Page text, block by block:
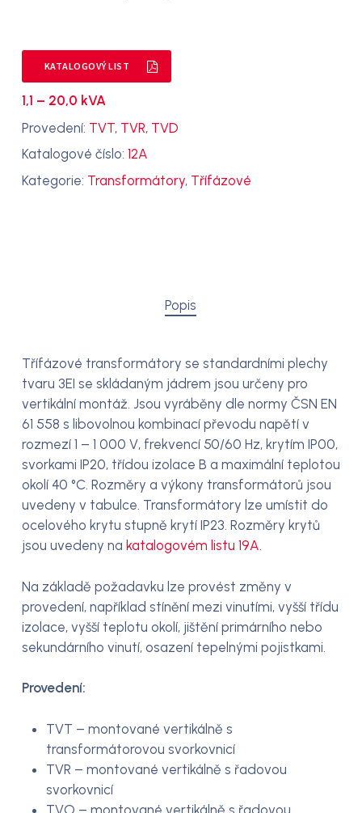
KATALOGOVÝ LIST
1,1 – 20,0 kVA
Provedení: TVT, TVR, TVD
Katalogové číslo: 12A
Kategorie: Transformátory, Třífázové
Popis
Třífázové transformátory se standardními plechy
tvaru 3EI se skládaným jádrem jsou určeny pro
vertikální montáž. Jsou vyráběny dle normy ČSN EN
61 558 s libovolnou kombinací převodu napětí v
rozmezí 1 – 1 000 V, frekvencí 50/60 Hz, krytím IP00,
svorkami IP20, třídou izolace B a maximální teplotou
okolí 40 °C. Rozměry a výkony transformátorů jsou
uvedeny v tabulce. Transformátory lze umístit do
ocelového krytu stupně krytí IP23. Rozměry krytů
jsou uvedeny na katalogovém listu 19A.
Na základě požadavku lze provést změny v
provedení, například stínění mezi vinutími, vyšší třídu
izolace, vyšší teplotu okolí, jištění primárního nebo
sekundárního vinutí, osazení tepelnými pojistkami.
Provedení:
TVT – montované vertikálně s
transformátorovou svorkovnicí
TVR – montované vertikálně s řadovou
svorkovnicí
TVO – montované vertikálně s řadovou